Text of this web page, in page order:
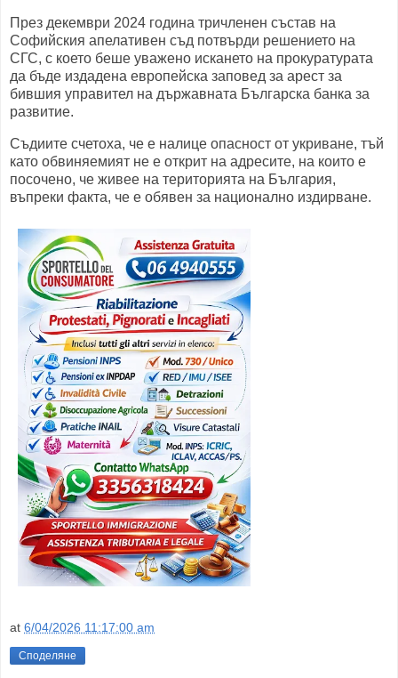
През декември 2024 година тричленен състав на
Софийския апелативен съд потвърди решението на
СГС, с което беше уважено искането на прокуратурата
да бъде издадена европейска заповед за арест за
бившия управител на държавната Българска банка за
развитие.
Съдиите счетоха, че е налице опасност от укриване, тъй
като обвиняемият не е открит на адресите, на които е
посочено, че живее на територията на България,
въпреки факта, че е обявен за национално издирване.
at 6/04/2026 11:17:00 am
Споделяне